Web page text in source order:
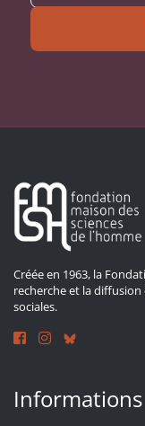
Créée en 1963, la
recherche et la diffusion
sociales.
Informations